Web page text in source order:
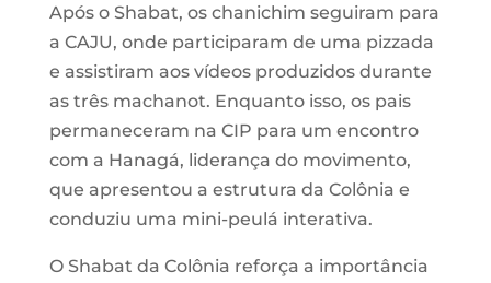
Após o Shabat, os chanichim seguiram para
a CAJU, onde participaram de uma pizzada
e assistiram aos vídeos produzidos durante
as três machanot. Enquanto isso, os pais
permaneceram na CIP para um encontro
com a Hanagá, liderança do movimento,
que apresentou a estrutura da Colônia e
conduziu uma mini-peulá interativa.
O Shabat da Colônia reforça a importância